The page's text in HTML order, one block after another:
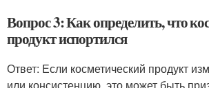
Вопрос 3: Как определить, что
продукт испортился
Ответ: Если косметический продукт